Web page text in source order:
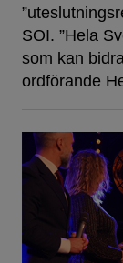
SOI. ”Hela
som kan
ordförande